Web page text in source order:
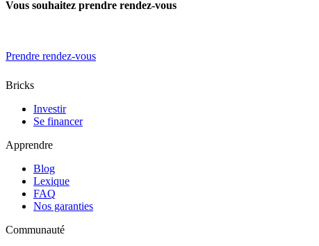
Vous souhaitez prendre rendez-vous
Prendre rendez-vous
Bricks
Investir
Se financer
Apprendre
Blog
Lexique
FAQ
Nos garanties
Communauté